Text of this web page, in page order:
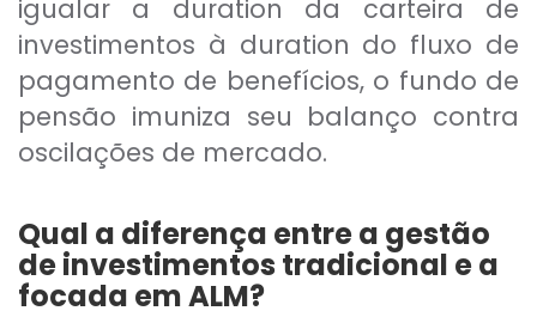
igualar a duration da carteira de
investimentos à duration do fluxo de
pagamento de benefícios, o fundo de
pensão imuniza seu balanço contra
oscilações de mercado.
Qual a diferença entre a gestão
de investimentos tradicional e a
focada em ALM?